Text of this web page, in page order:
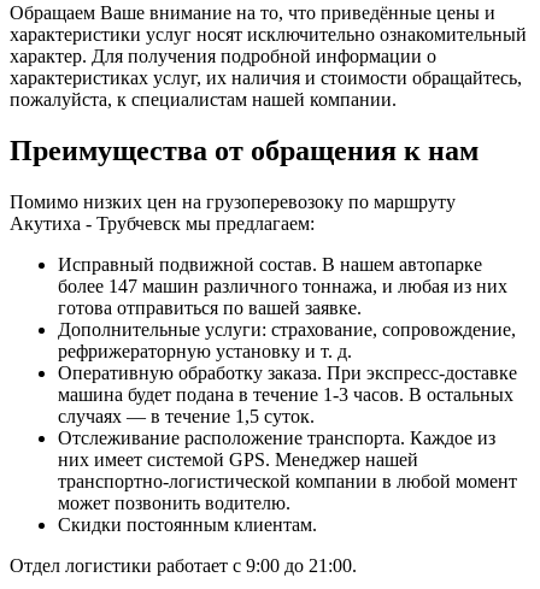
Обращаем Ваше внимание на то, что приведённые цены и
характеристики услуг носят исключительно ознакомительный
характер. Для получения подробной информации о
характеристиках услуг, их наличия и стоимости обращайтесь,
пожалуйста, к специалистам нашей компании.
Преимущества от обращения к нам
Помимо низких цен на грузоперевозоку по маршруту
Акутиха - Трубчевск мы предлагаем:
Исправный подвижной состав. В нашем автопарке
более 147 машин различного тоннажа, и любая из них
готова отправиться по вашей заявке.
Дополнительные услуги: страхование, сопровождение,
рефрижераторную установку и т. д.
Оперативную обработку заказа. При экспресс-доставке
машина будет подана в течение 1-3 часов. В остальных
случаях — в течение 1,5 суток.
Отслеживание расположение транспорта. Каждое из
них имеет системой GPS. Менеджер нашей
транспортно-логистической компании в любой момент
может позвонить водителю.
Скидки постоянным клиентам.
Отдел логистики работает с 9:00 до 21:00.